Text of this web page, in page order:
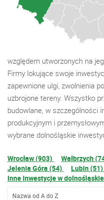
względem utworzonych na
Firmy lokujące swoje
zapewnione ulgi, zwolnienia
uzbrojone tereny. Wszystko
budowlane, w szczególności
produkcyjnym i
wybrane dolnośląskie
Wrocław (903) Wałbrzych
Jelenia Góra (54)
Lubin (51)
Inne inwestycje w dolnośląskie
Nazwa od A do Z